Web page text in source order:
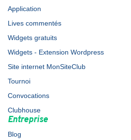
Application
Lives commentés
Widgets gratuits
Widgets - Extension Wordpress
Site internet MonSiteClub
Tournoi
Convocations
Clubhouse
Entreprise
Blog